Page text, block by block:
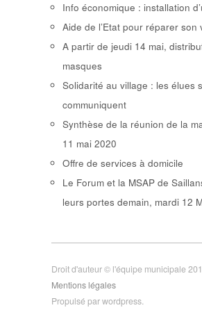
Info économique : installation
Aide de l’Etat pour réparer son
A partir de jeudi 14 mai,
masques
Solidarité au village : les élues
communiquent
Synthèse de la réunion de la
11 mai 2020
Offre de services à domicile
Le Forum et la MSAP de
leurs portes demain, mardi 12
Droit d'auteur © l'équipe municipale
Mentions légales
Propulsé par wordpress.